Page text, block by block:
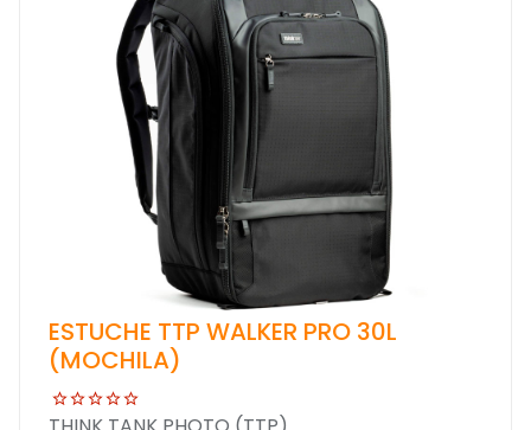
ESTUCHE TTP WALKER PRO 30L
(MOCHILA)